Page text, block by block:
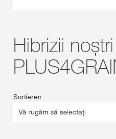
Hibrizii
Sortieren